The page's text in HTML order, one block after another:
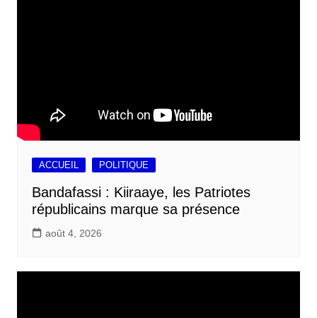
ACCUEIL POLITIQUE
Bandafassi : Kiiraaye, les Patriotes
républicains marque sa présence
août 4, 2026